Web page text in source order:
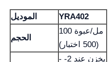
الموديل YRA402
الحجم
100 مل/عبوة
(500 اختبار)
- يخزن عند 2-